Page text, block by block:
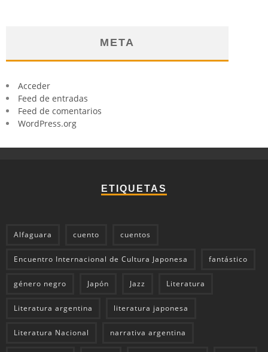
META
Acceder
Feed de entradas
Feed de comentarios
WordPress.org
ETIQUETAS
Alfaguara cuento cuentos
Encuentro Internacional de Cultura Japonesa fantástico
género negro Japón Jazz Literatura
Literatura argentina literatura japonesa
Literatura Nacional narrativa argentina